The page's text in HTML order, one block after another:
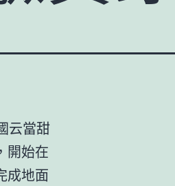
云當甜
開始在
成地面